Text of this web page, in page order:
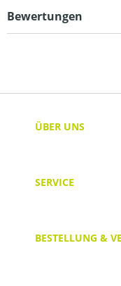
Bewertungen
ÜBER UNS
SERVICE
BESTELLUNG &